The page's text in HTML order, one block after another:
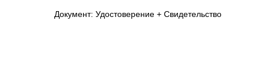
Документ: Удостоверение + Свидетельство